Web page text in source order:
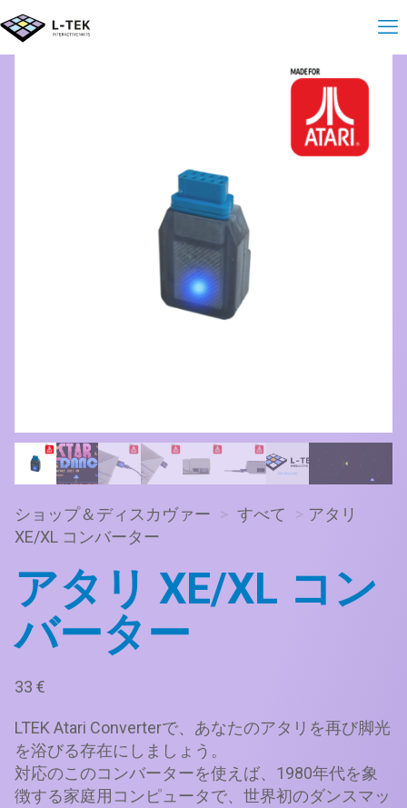
ショップ＆ディスカヴァー > すべて > アタリ
XE/XL コンバーター
アタリ XE/XL コン
バーター
33 €
LTEK Atari Converterで、あなたのアタリを再び脚光
を浴びる存在にしましょう。
対応のこのコンバーターを使えば、1980年代を象
徴する家庭用コンピュータで、世界初のダンスマッ